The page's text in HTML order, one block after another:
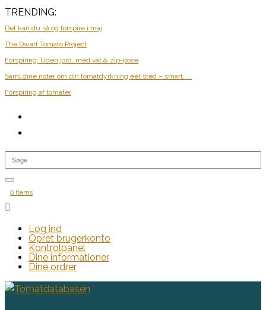
TRENDING:
Det kan du så og forspire i maj
The Dwarf Tomato Project
Forspiring: Uden jord, med vat & zip-pose
Saml dine noter om din tomatdyrkning eet sted – smart, ...
Forspiring af tomater
0 Items

Log ind
Opret brugerkonto
Kontrolpanel
Dine informationer
Dine ordrer